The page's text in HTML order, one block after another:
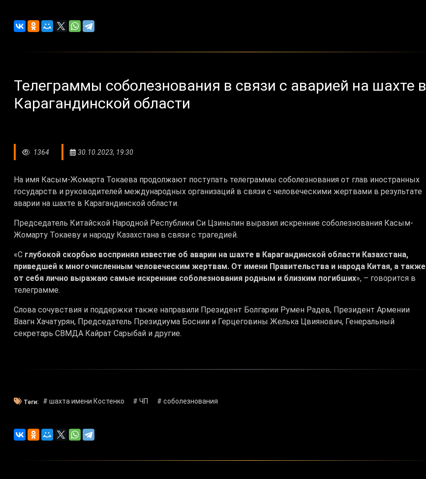
Телеграммы соболезнования в связи с аварией на шахте в
Карагандинской области
1364 30.10.2023, 19:30
На имя Касым-Жомарта Токаева продолжают поступать телеграммы соболезнования от глав иностранных
государств и руководителей международных организаций в связи с человеческими жертвами в результате
аварии на шахте в Карагандинской области.
Председатель Китайской Народной Республики Си Цзиньпин выразил искренние соболезнования Касым-
Жомарту Токаеву и народу Казахстана в связи с трагедией.
«С глубокой скорбью воспринял известие об аварии на шахте в Карагандинской области Казахстана,
приведшей к многочисленным человеческим жертвам. От имени Правительства и народа Китая, а также
от себя лично выражаю самые искренние соболезнования родным и близким погибших», – говорится в
телеграмме.
Слова сочувствия и поддержки также направили Президент Болгарии Румен Радев, Президент Армении
Ваагн Хачатурян, Председатель Президиума Боснии и Герцеговины Желька Цвиянович, Генеральный
секретарь СВМДА Кайрат Сарыбай и другие.
Теги: # шахта имени Костенко # ЧП # соболезнования